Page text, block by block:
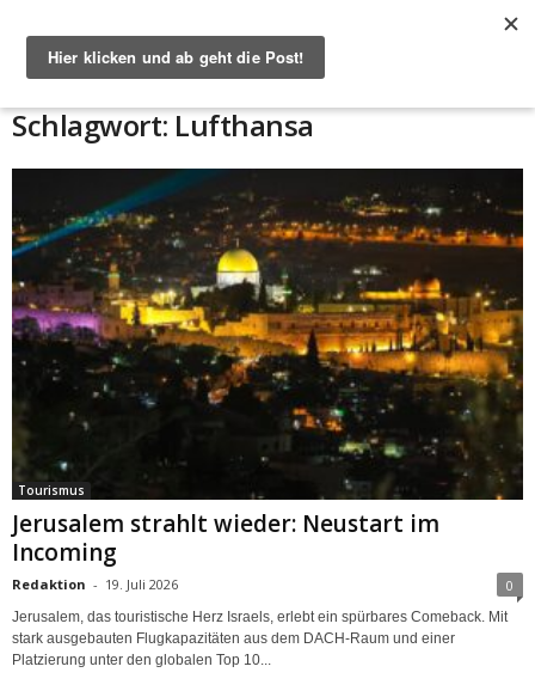
Schlagwort: Lufthansa
Tourismus
Jerusalem strahlt wieder: Neustart im
Incoming
Redaktion - 19. Juli 2026 0
Jerusalem, das touristische Herz Israels, erlebt ein spürbares Comeback. Mit
stark ausgebauten Flugkapazitäten aus dem DACH-Raum und einer
Platzierung unter den globalen Top 10...